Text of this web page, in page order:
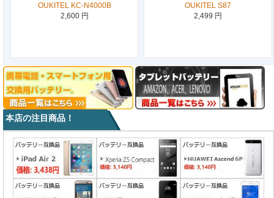
OUKITEL KC-N4000B
2,600 円
OUKITEL S87
2,499 円
本店の注目商品！